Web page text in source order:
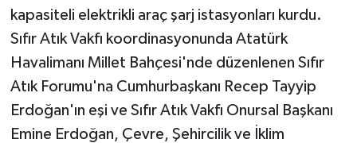
kapasiteli elektrikli araç şarj istasyonları kurdu.
Sıfır Atık Vakfı koordinasyonunda Atatürk
Havalimanı Millet Bahçesi'nde düzenlenen Sıfır
Atık Forumu'na Cumhurbaşkanı Recep Tayyip
Erdoğan'ın eşi ve Sıfır Atık Vakfı Onursal Başkanı
Emine Erdoğan, Çevre, Şehircilik ve İklim